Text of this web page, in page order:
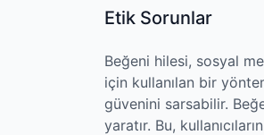
Etik Sorunlar
Beğeni hilesi, sosyal
için kullanılan bir
güvenini sarsabilir.
yaratır. Bu,